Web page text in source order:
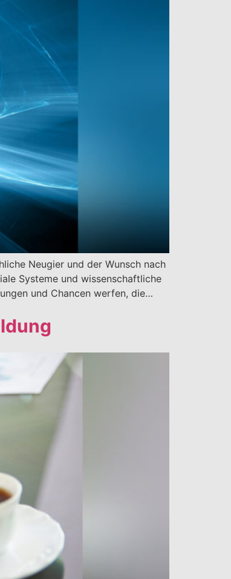
Neugier und der Wunsch nach
Systeme und wissenschaftliche
und Chancen werfen, die…